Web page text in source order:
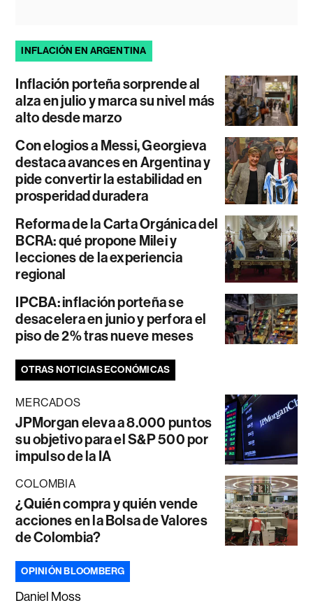
INFLACIÓN EN ARGENTINA
Inflación porteña sorprende al
alza en julio y marca su nivel más
alto desde marzo
Con elogios a Messi, Georgieva
destaca avances en Argentina y
pide convertir la estabilidad en
prosperidad duradera
Reforma de la Carta Orgánica del
BCRA: qué propone Milei y
lecciones de la experiencia
regional
IPCBA: inflación porteña se
desacelera en junio y perfora el
piso de 2% tras nueve meses
OTRAS NOTICIAS ECONÓMICAS
MERCADOS
JPMorgan eleva a 8.000 puntos
su objetivo para el S&P 500 por
impulso de la IA
COLOMBIA
¿Quién compra y quién vende
acciones en la Bolsa de Valores
de Colombia?
OPINIÓN BLOOMBERG
Daniel Moss